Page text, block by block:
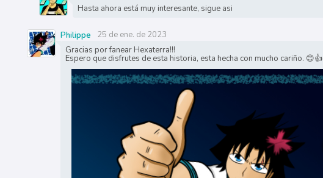
Hasta ahora está muy interesante, sigue asi
Philippe 25 de ene. de 2023
Gracias por fanear Hexaterra!!!
Espero que disfrutes de esta historia, esta hecha con mucho cariño. 😊👍